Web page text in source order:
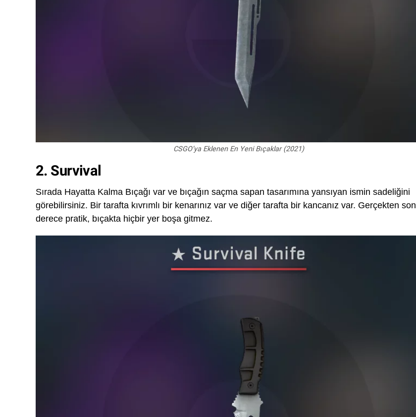
CSGO’ya Eklenen En Yeni Bıçaklar (2021)
2. Survival
Sırada Hayatta Kalma Bıçağı var ve bıçağın saçma sapan tasarımına yansıyan ismin sadeliğini
görebilirsiniz. Bir tarafta kıvrımlı bir kenarınız var ve diğer tarafta bir kancanız var. Gerçekten son
derece pratik, bıçakta hiçbir yer boşa gitmez.